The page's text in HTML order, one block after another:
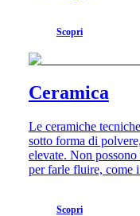
Scopri
Ceramica
Le ceramiche
sotto forma di
elevate. Non
per farle fluire, come
Scopri